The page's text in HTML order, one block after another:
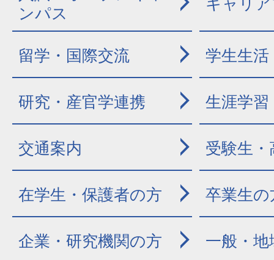
ンパス
留学・国際交流 学生生活
研究・産官学連携 生涯学習
交通案内 受験生
在学生・保護者の方 卒業生の
企業・研究機関の方 一般・地